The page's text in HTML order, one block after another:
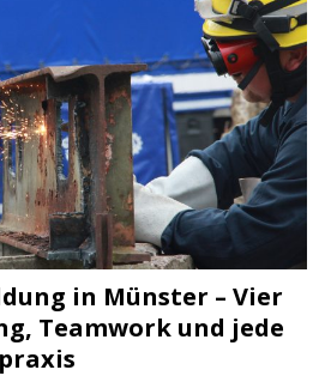
in Münster – Vier
Teamwork und jede